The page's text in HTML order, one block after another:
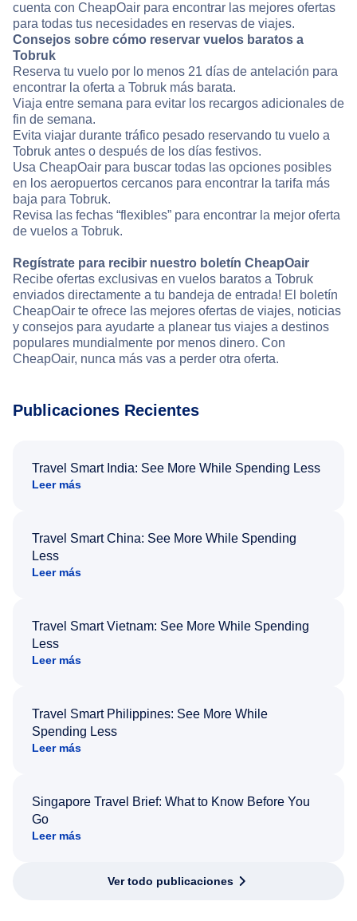
cuenta con CheapOair para encontrar las mejores ofertas
para todas tus necesidades en reservas de viajes.
Consejos sobre cómo reservar vuelos baratos a
Tobruk
Reserva tu vuelo por lo menos 21 días de antelación para
encontrar la oferta a Tobruk más barata.
Viaja entre semana para evitar los recargos adicionales de
fin de semana.
Evita viajar durante tráfico pesado reservando tu vuelo a
Tobruk antes o después de los días festivos.
Usa CheapOair para buscar todas las opciones posibles
en los aeropuertos cercanos para encontrar la tarifa más
baja para Tobruk.
Revisa las fechas “flexibles” para encontrar la mejor oferta
de vuelos a Tobruk.
Regístrate para recibir nuestro boletín CheapOair
Recibe ofertas exclusivas en vuelos baratos a Tobruk
enviados directamente a tu bandeja de entrada! El boletín
CheapOair te ofrece las mejores ofertas de viajes, noticias
y consejos para ayudarte a planear tus viajes a destinos
populares mundialmente por menos dinero. Con
CheapOair, nunca más vas a perder otra oferta.
Publicaciones Recientes
Travel Smart India: See More While Spending Less
Leer más
Travel Smart China: See More While Spending
Less
Leer más
Travel Smart Vietnam: See More While Spending
Less
Leer más
Travel Smart Philippines: See More While
Spending Less
Leer más
Singapore Travel Brief: What to Know Before You
Go
Leer más
Ver todo publicaciones